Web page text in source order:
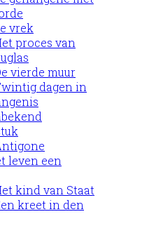
vrek
proces van
vierde muur
dagen in
leven een
kind van Staat
kreet in den